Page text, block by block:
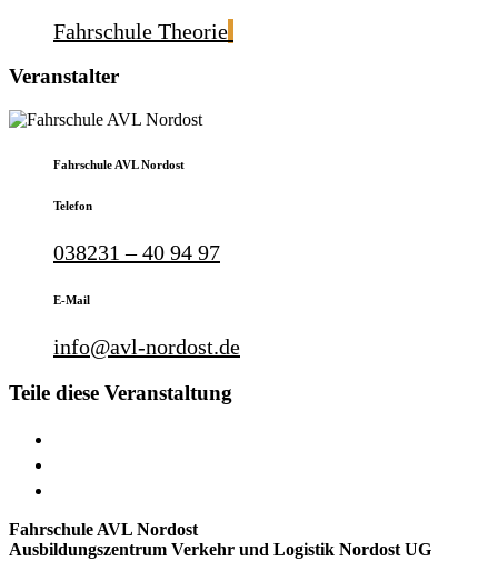
Fahrschule Theorie
Veranstalter
Fahrschule AVL Nordost
Telefon
038231 – 40 94 97
E-Mail
info@avl-nordost.de
Teile diese Veranstaltung
Fahrschule AVL Nordost
Ausbildungszentrum Verkehr und Logistik Nordost UG